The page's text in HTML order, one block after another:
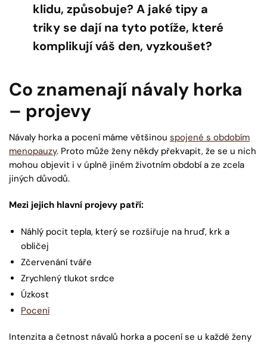
klidu, způsobuje? A jaké tipy a
triky se dají na tyto potíže, které
komplikují váš den, vyzkoušet?
Co znamenají návaly horka
– projevy
Návaly horka a pocení máme většinou spojené s obdobím
menopauzy. Proto může ženy někdy překvapit, že se u nich
mohou objevit i v úplně jiném životním období a ze zcela
jiných důvodů.
Mezi jejich hlavní projevy patří:
Náhlý pocit tepla, který se rozšiřuje na hruď, krk a
obličej
Zčervenání tváře
Zrychlený tlukot srdce
Úzkost
Pocení
Intenzita a četnost návalů horka a pocení se u každé ženy